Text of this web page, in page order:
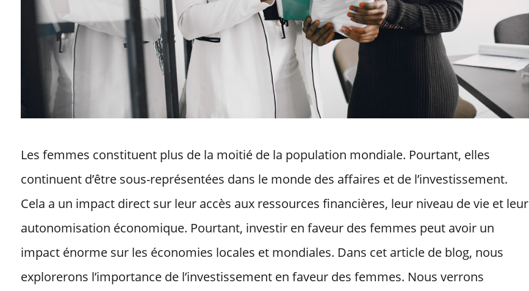
Les femmes constituent plus de la moitié de la population mondiale. Pourtant, elles
continuent d’être sous-représentées dans le monde des affaires et de l’investissement.
Cela a un impact direct sur leur accès aux ressources financières, leur niveau de vie et leur
autonomisation économique. Pourtant, investir en faveur des femmes peut avoir un
impact énorme sur les économies locales et mondiales. Dans cet article de blog, nous
explorerons l’importance de l’investissement en faveur des femmes. Nous verrons